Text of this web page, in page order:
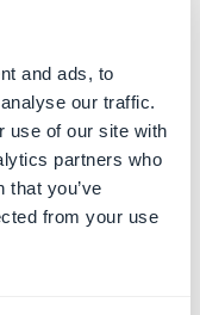
and ads, to
our traffic.
use of our site with
partners who
that you’ve
from your use
de